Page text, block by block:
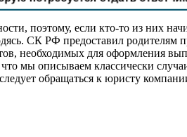
поэтому, если кто-то из них
СК РФ предоставил родителям
необходимых для оформления
мы описываем классически
обращаться к юристу